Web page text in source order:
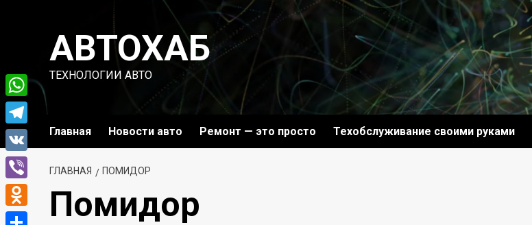
содержимомуАВТОХАБ
ТЕХНОЛОГИИ АВТО
Главная Новости авто Ремонт — это просто Техобслуживание своими руками
ГЛАВНАЯ ПОМИДОР
Помидор
WhatsApp
Telegram
VK
Viber
Odnoklassniki